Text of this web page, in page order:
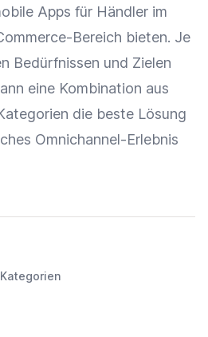
Apps für Händler im
Bereich bieten. Je
Bedürfnissen und Zielen
eine Kombination aus
die beste Lösung
Omnichannel-Erlebnis